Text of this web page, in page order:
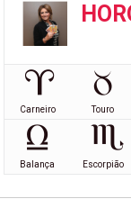
Carneiro Touro
Balança Escorpião